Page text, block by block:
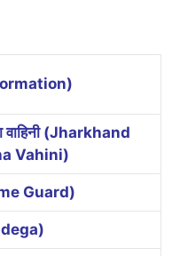
वाहिनी (Jharkhand
Vahini)
Guard)